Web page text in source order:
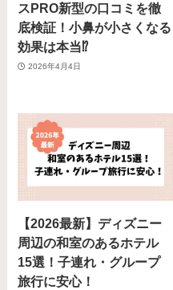
スPRO新型の口コミを徹
底検証！小鼻が小さくなる
効果は本当⁉️
2026年4月4日
【2026最新】ディズニー
周辺の和室のあるホテル
15選！子連れ・グループ
旅行に安心！